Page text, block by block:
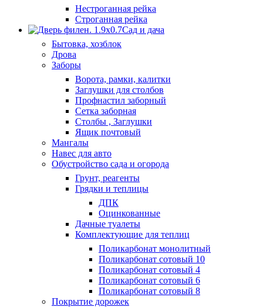
Нестроганная рейка
Строганная рейка
Сад и дача
Бытовка, хозблок
Дрова
Заборы
Ворота, рамки, калитки
Заглушки для столбов
Профнастил заборный
Сетка заборная
Столбы , Заглушки
Ящик почтовый
Мангалы
Навес для авто
Обустройство сада и огорода
Грунт, реагенты
Грядки и теплицы
ДПК
Оцинкованные
Дачные туалеты
Комплектующие для теплиц
Поликарбонат монолитный
Поликарбонат сотовый 10
Поликарбонат сотовый 4
Поликарбонат сотовый 6
Поликарбонат сотовый 8
Покрытие дорожек